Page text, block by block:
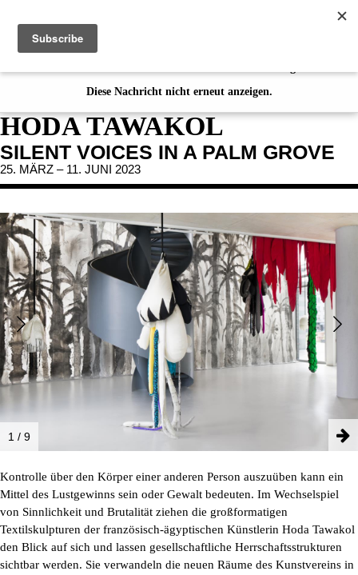
Diese Webseite verwendet Cookies. Mit der Nutzung der Seite erklären
Sie sich mit der Verwendung von Cookies einverstanden. Einzelheiten
Diese Nachricht nicht erneut anzeigen.
en
AUSSTELLUNGEN
Aktuell
Ausblick
Rückblick
VERANSTALTUNGEN
JAHRESGABEN
PUBLIKATIONEN
ÜBER UNS
BESUCH
MITGLIEDSCHAFT
NEWSLETTER
INSTAGRAM
PARTNER
IMPRESSUM
DATENSCHUTZ
HODA TAWAKOL
SILENT VOICES IN A PALM GROVE
25. MÄRZ – 11. JUNI 2023
1 / 9
Kontrolle über den Körper einer anderen Person auszuüben kann ein
Mittel des Lustgewinns sein oder Gewalt bedeuten. Im Wechselspiel
von Sinnlichkeit und Brutalität ziehen die großformatigen
Textilskulpturen der französisch-ägyptischen Künstlerin Hoda Tawakol
den Blick auf sich und lassen gesellschaftliche Herrschaftsstrukturen
sichtbar werden. Sie verwandeln die neuen Räume des Kunstvereins in